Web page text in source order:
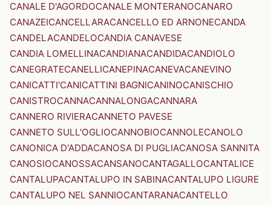
CANALE D'AGORDOCANALE MONTERANOCANARO
CANAZEICANCELLARACANCELLO ED ARNONECANDA
CANDELACANDELOCANDIA CANAVESE
CANDIA LOMELLINACANDIANACANDIDACANDIOLO
CANEGRATECANELLICANEPINACANEVACANEVINO
CANICATTI'CANICATTINI BAGNICANINOCANISCHIO
CANISTROCANNACANNALONGACANNARA
CANNERO RIVIERACANNETO PAVESE
CANNETO SULL'OGLIOCANNOBIOCANNOLECANOLO
CANONICA D'ADDACANOSA DI PUGLIACANOSA SANNITA
CANOSIOCANOSSACANSANOCANTAGALLOCANTALICE
CANTALUPACANTALUPO IN SABINACANTALUPO LIGURE
CANTALUPO NEL SANNIOCANTARANACANTELLO